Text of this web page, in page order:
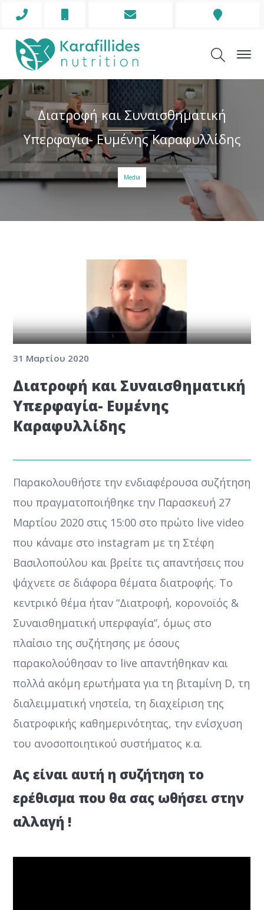
Phone
Envelope
Address
Διατροφή και Συναισθηματική
Υπερφαγία- Ευμένης Καραφυλλίδης
Media
31 Μαρτίου 2020
Διατροφή και Συναισθηματική
Υπερφαγία- Ευμένης
Καραφυλλίδης
Παρακολουθήστε την ενδιαφέρουσα συζήτηση
που πραγματοποιήθηκε την Παρασκευή 27
Μαρτίου 2020 στις 15:00 στο πρώτο live video
που κάναμε στο instagram με τη Στέφη
Βασιλοπούλου και βρείτε τις απαντήσεις που
ψάχνετε σε διάφορα θέματα διατροφής. Το
κεντρικό θέμα ήταν “Διατροφή, κορονοϊός &
Συναισθηματική υπερφαγία”, όμως στο
πλαίσιο της συζήτησης με όσους
παρακολούθησαν το live απαντήθηκαν και
πολλά ακόμη ερωτήματα για τη βιταμίνη D, τη
διαλειμματική νηστεία, τη διαχείριση της
διατροφικής καθημερινότητας, την ενίσχυση
του ανοσοποιητικού συστήματος κ.α.
Ας είναι αυτή η συζήτηση το
ερέθισμα που θα σας ωθήσει στην
αλλαγή !